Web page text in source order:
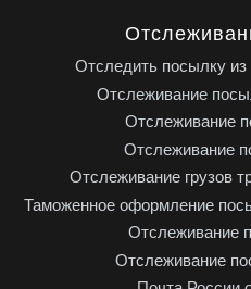
Отследить посылку из
Отслеживание
Отслеживание
Отслеживание
Отслеживание грузов
Таможенное оформление
Отслеживание
Отслеживание